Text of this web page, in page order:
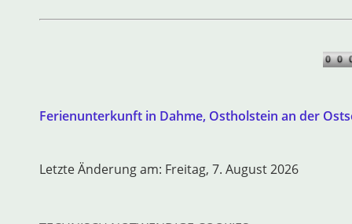
Ferienunterkunft in Dahme, Ostholstein an der
Letzte Änderung am: Freitag, 7. August 2026